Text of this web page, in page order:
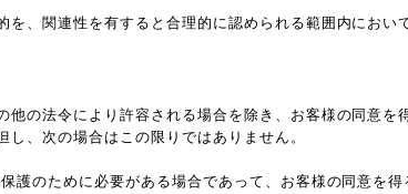
を、関連性を有すると合理的に認められる範囲内におい
他の法令により許容される場合を除き、お客様の同意を
し、次の場合はこの限りではありません。
護のために必要がある場合であって、お客様の同意を